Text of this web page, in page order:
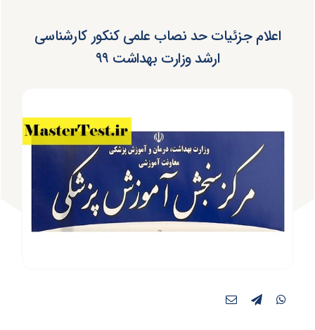
اعلام جزئیات حد نصاب علمی کنکور کارشناسی
ارشد وزارت بهداشت ۹۹